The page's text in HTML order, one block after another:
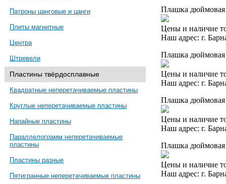
Патроны цанговые и цанги
Плиты магнитные
Центра
Штревели
Пластины твёрдосплавные
Квадратные неперетачиваемые пластины
Круглые неперетачиваемые пластины
Напайные пластины
Параллелограмм неперетачиваемые
пластины
Пластины разные
Пятигранные неперетачиваемые пластины
Плашка
Цены и наличие
Наш адрес: г.
Плашка
Цены и наличие
Наш адрес: г.
Плашка
Цены и наличие
Наш адрес: г.
Плашка
Цены и наличие
Наш адрес: г.